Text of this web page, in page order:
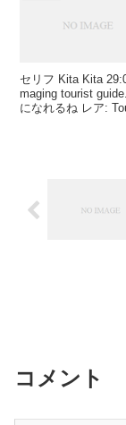
セリフ Kita Kita
maging tourist
になれるね レア:
コメント